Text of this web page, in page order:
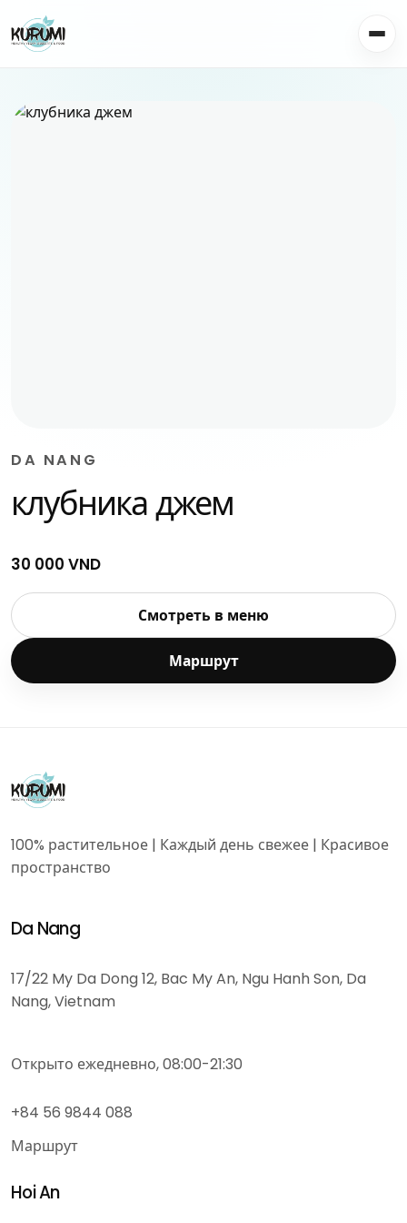
DA NANG
клубника джем
30 000 VND
Смотреть в меню
Маршрут
100% растительное | Каждый день свежее | Красивое
пространство
Da Nang
17/22 My Da Dong 12, Bac My An, Ngu Hanh Son, Da
Nang, Vietnam
Открыто ежедневно, 08:00-21:30
+84 56 9844 088
Маршрут
Hoi An